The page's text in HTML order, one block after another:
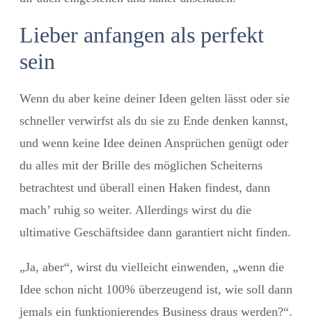
Lieber anfangen als perfekt
sein
Wenn du aber keine deiner Ideen gelten lässt oder sie
schneller verwirfst als du sie zu Ende denken kannst,
und wenn keine Idee deinen Ansprüchen genügt oder
du alles mit der Brille des möglichen Scheiterns
betrachtest und überall einen Haken findest, dann
mach’ ruhig so weiter. Allerdings wirst du die
ultimative Geschäftsidee dann garantiert nicht finden.
„Ja, aber“, wirst du vielleicht einwenden, „wenn die
Idee schon nicht 100% überzeugend ist, wie soll dann
jemals ein funktionierendes Business draus werden?“.